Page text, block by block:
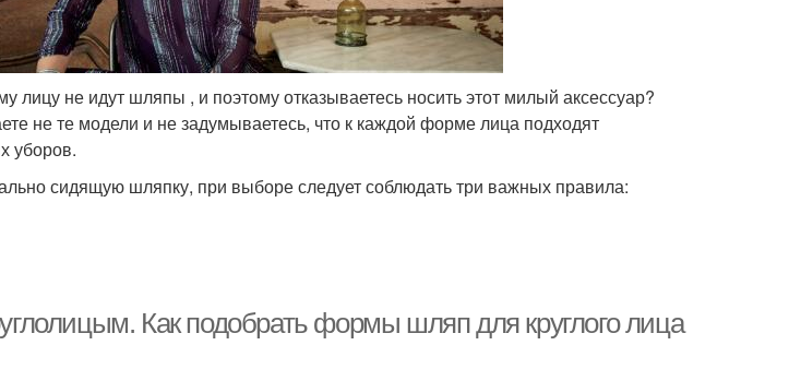
лицу не идут шляпы , и поэтому отказываетесь носить этот милый аксессуар?
не те модели и не задумываетесь, что к каждой форме лица подходят
уборов.
сидящую шляпку, при выборе следует соблюдать три важных правила:
Как подобрать формы шляп для круглого лица